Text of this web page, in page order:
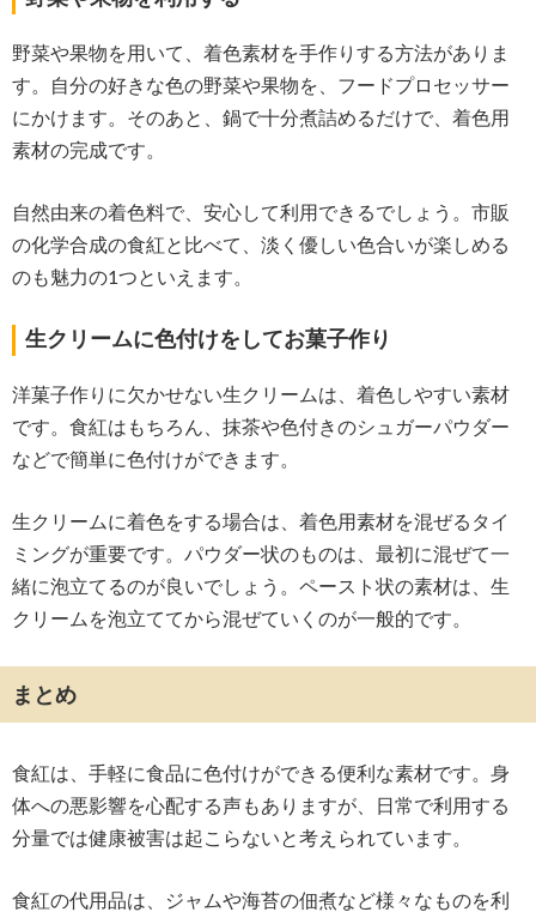
野菜や果物を用いて、着色素材を手作りする方法がありま
す。自分の好きな色の野菜や果物を、フードプロセッサー
にかけます。そのあと、鍋で十分煮詰めるだけで、着色用
素材の完成です。
自然由来の着色料で、安心して利用できるでしょう。市販
の化学合成の食紅と比べて、淡く優しい色合いが楽しめる
のも魅力の1つといえます。
生クリームに色付けをしてお菓子作り
洋菓子作りに欠かせない生クリームは、着色しやすい素材
です。食紅はもちろん、抹茶や色付きのシュガーパウダー
などで簡単に色付けができます。
生クリームに着色をする場合は、着色用素材を混ぜるタイ
ミングが重要です。パウダー状のものは、最初に混ぜて一
緒に泡立てるのが良いでしょう。ペースト状の素材は、生
クリームを泡立ててから混ぜていくのが一般的です。
まとめ
食紅は、手軽に食品に色付けができる便利な素材です。身
体への悪影響を心配する声もありますが、日常で利用する
分量では健康被害は起こらないと考えられています。
食紅の代用品は、ジャムや海苔の佃煮など様々なものを利